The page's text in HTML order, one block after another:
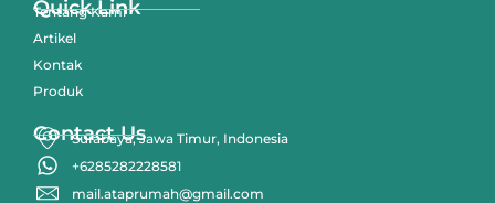
Quick Link
Tentang Kami
Artikel
Kontak
Produk
Contact Us
Surabaya, Jawa Timur, Indonesia
+6285282228581
mail.ataprumah@gmail.com